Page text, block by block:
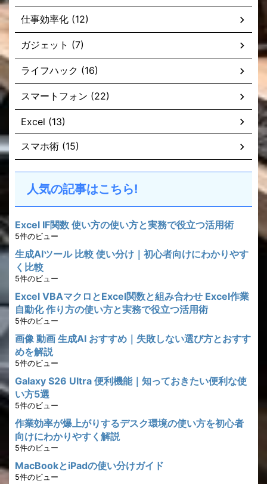
仕事効率化 (12)
ガジェット (7)
ライフハック (16)
スマートフォン (22)
Excel (13)
スマホ術 (15)
人気の記事はこちら!
Excel IF関数 使い方の使い方と実務で役立つ活用術
5件のビュー
生成AIツール 比較 使い分け｜初心者向けにわかりやす
く比較
5件のビュー
Excel VBAマクロとExcel関数と組み合わせ Excel作業
自動化 作り方の使い方と実務で役立つ活用術
5件のビュー
画像 動画 生成AI おすすめ｜失敗しない選び方とおすす
めを解説
5件のビュー
Galaxy S26 Ultra 便利機能｜知っておきたい便利な使
い方5選
5件のビュー
作業効率が爆上がりするデスク環境の使い方を初心者
向けにわかりやすく解説
5件のビュー
MacBookとiPadの使い分けガイド
5件のビュー